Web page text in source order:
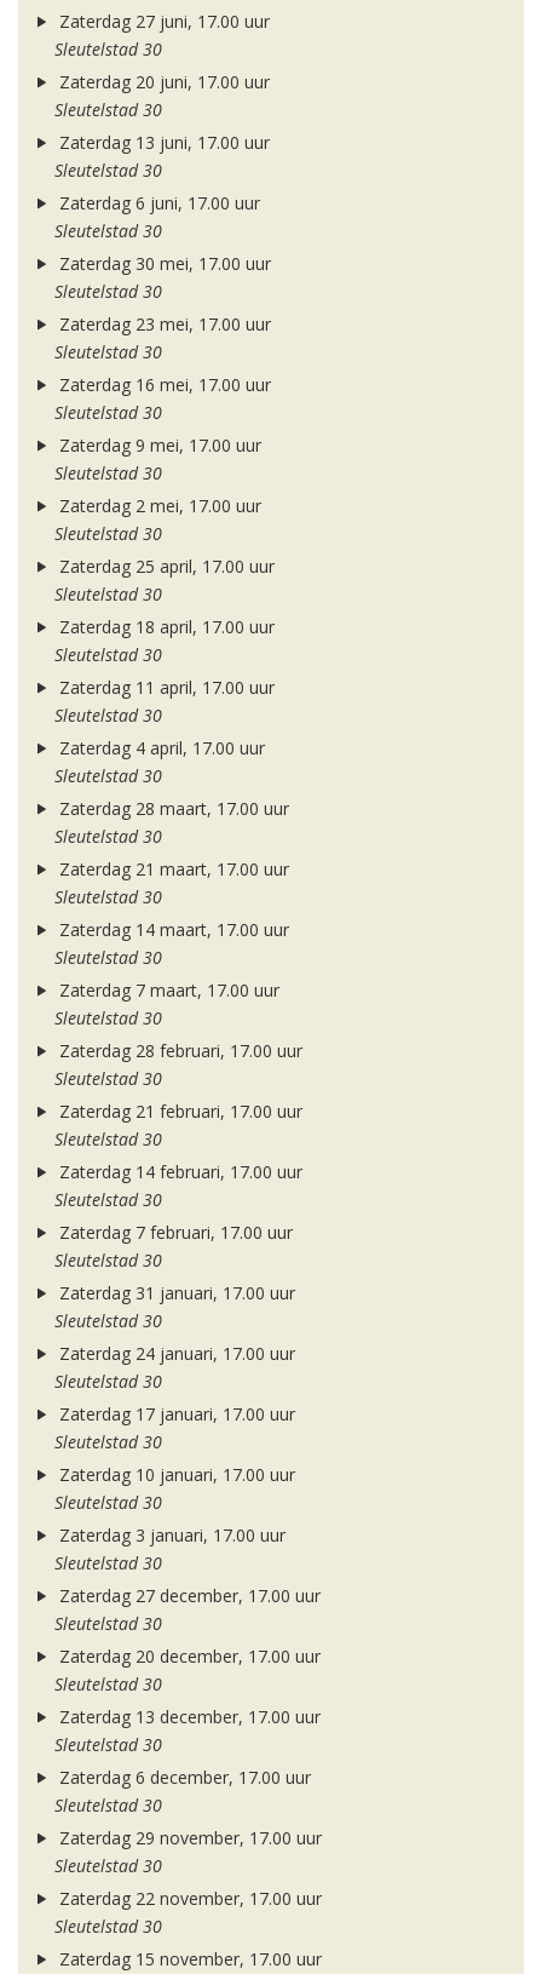
Zaterdag 27 juni, 17.00 uur
Sleutelstad 30
Zaterdag 20 juni, 17.00 uur
Sleutelstad 30
Zaterdag 13 juni, 17.00 uur
Sleutelstad 30
Zaterdag 6 juni, 17.00 uur
Sleutelstad 30
Zaterdag 30 mei, 17.00 uur
Sleutelstad 30
Zaterdag 23 mei, 17.00 uur
Sleutelstad 30
Zaterdag 16 mei, 17.00 uur
Sleutelstad 30
Zaterdag 9 mei, 17.00 uur
Sleutelstad 30
Zaterdag 2 mei, 17.00 uur
Sleutelstad 30
Zaterdag 25 april, 17.00 uur
Sleutelstad 30
Zaterdag 18 april, 17.00 uur
Sleutelstad 30
Zaterdag 11 april, 17.00 uur
Sleutelstad 30
Zaterdag 4 april, 17.00 uur
Sleutelstad 30
Zaterdag 28 maart, 17.00 uur
Sleutelstad 30
Zaterdag 21 maart, 17.00 uur
Sleutelstad 30
Zaterdag 14 maart, 17.00 uur
Sleutelstad 30
Zaterdag 7 maart, 17.00 uur
Sleutelstad 30
Zaterdag 28 februari, 17.00 uur
Sleutelstad 30
Zaterdag 21 februari, 17.00 uur
Sleutelstad 30
Zaterdag 14 februari, 17.00 uur
Sleutelstad 30
Zaterdag 7 februari, 17.00 uur
Sleutelstad 30
Zaterdag 31 januari, 17.00 uur
Sleutelstad 30
Zaterdag 24 januari, 17.00 uur
Sleutelstad 30
Zaterdag 17 januari, 17.00 uur
Sleutelstad 30
Zaterdag 10 januari, 17.00 uur
Sleutelstad 30
Zaterdag 3 januari, 17.00 uur
Sleutelstad 30
Zaterdag 27 december, 17.00 uur
Sleutelstad 30
Zaterdag 20 december, 17.00 uur
Sleutelstad 30
Zaterdag 13 december, 17.00 uur
Sleutelstad 30
Zaterdag 6 december, 17.00 uur
Sleutelstad 30
Zaterdag 29 november, 17.00 uur
Sleutelstad 30
Zaterdag 22 november, 17.00 uur
Sleutelstad 30
Zaterdag 15 november, 17.00 uur